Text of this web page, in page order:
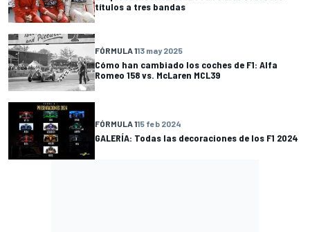
títulos a tres bandas
FÓRMULA 113 may 2025
Cómo han cambiado los coches de F1: Alfa
Romeo 158 vs. McLaren MCL39
FÓRMULA 115 feb 2024
GALERÍA: Todas las decoraciones de los F1 2024